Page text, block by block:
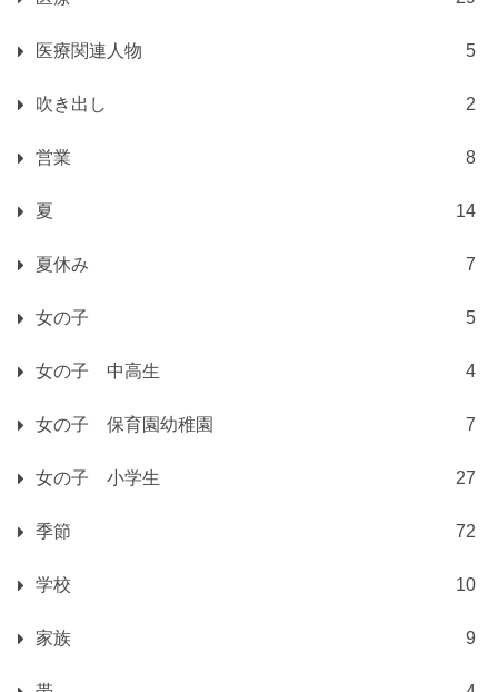
医療関連人物 5
吹き出し 2
営業 8
夏 14
夏休み 7
女の子 5
女の子 中高生 4
女の子 保育園幼稚園 7
女の子 小学生 27
季節 72
学校 10
家族 9